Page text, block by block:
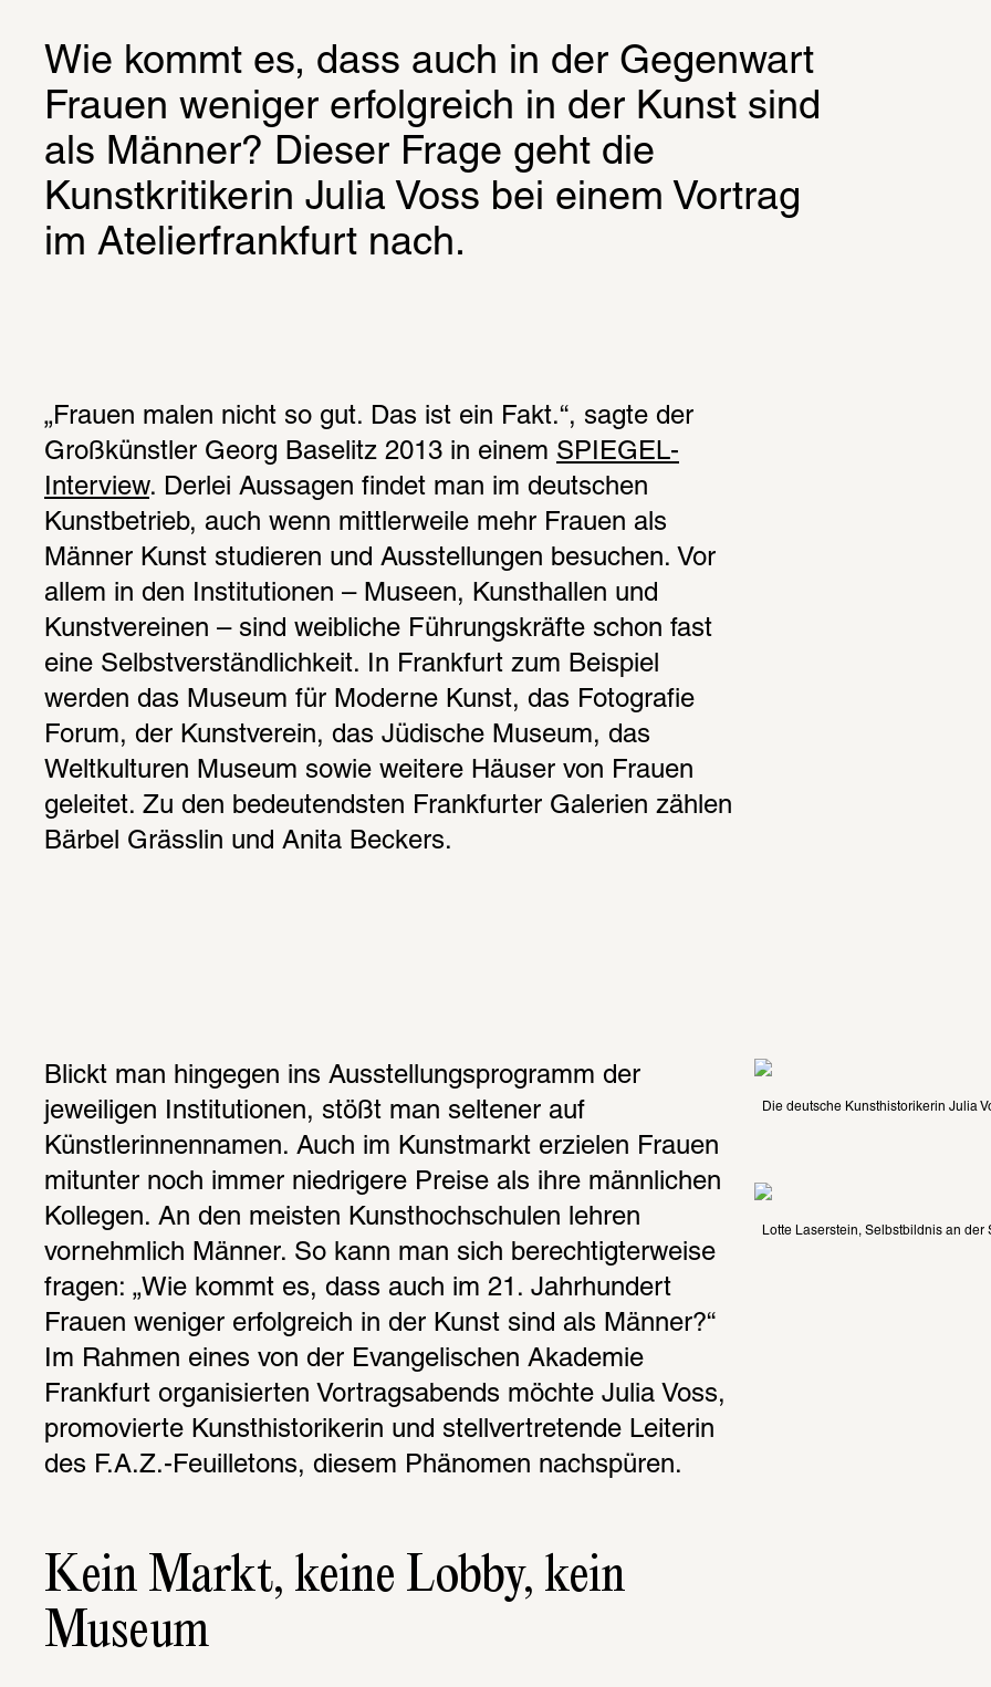
Wie kommt es, dass auch in der Gegenwart
Frauen weniger erfolgreich in der Kunst sind
als Männer? Dieser Frage geht die
Kunstkritikerin Julia Voss bei einem Vortrag
im Atelierfrankfurt nach.
„Frauen malen nicht so gut. Das ist ein Fakt.“, sagte der
Großkünstler Georg Baselitz 2013 in einem SPIEGEL-
Interview. Derlei Aussagen findet man im deutschen
Kunstbetrieb, auch wenn mittlerweile mehr Frauen als
Männer Kunst studieren und Ausstellungen besuchen. Vor
allem in den Institutionen – Museen, Kunsthallen und
Kunstvereinen – sind weibliche Führungskräfte schon fast
eine Selbstverständlichkeit. In Frankfurt zum Beispiel
werden das Museum für Moderne Kunst, das Fotografie
Forum, der Kunstverein, das Jüdische Museum, das
Weltkulturen Museum sowie weitere Häuser von Frauen
geleitet. Zu den bedeutendsten Frankfurter Galerien zählen
Bärbel Grässlin und Anita Beckers.
Blickt man hingegen ins Ausstellungsprogramm der
jeweiligen Institutionen, stößt man seltener auf
Künstlerinnennamen. Auch im Kunstmarkt erzielen Frauen
mitunter noch immer niedrigere Preise als ihre männlichen
Kollegen. An den meisten Kunsthochschulen lehren
vornehmlich Männer. So kann man sich berechtigterweise
fragen: „Wie kommt es, dass auch im 21. Jahrhundert
Frauen weniger erfolgreich in der Kunst sind als Männer?“
Im Rahmen eines von der Evangelischen Akademie
Frankfurt organisierten Vortragsabends möchte Julia Voss,
promovierte Kunsthistorikerin und stellvertretende Leiterin
des F.A.Z.-Feuilletons, diesem Phänomen nachspüren.
Kein Markt, keine Lobby, kein
Museum
Die deutsche Kunsthistorikerin Julia
Lotte Laserstein, Selbstbildnis an